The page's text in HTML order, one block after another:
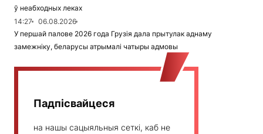
ў неабходных леках
14:27
06.08.2026
У першай палове 2026 года Грузія дала прытулак аднаму
замежніку, беларусы атрымалі чатыры адмовы
Падпісвайцеся
на нашы сацыяльныя сеткі, каб не